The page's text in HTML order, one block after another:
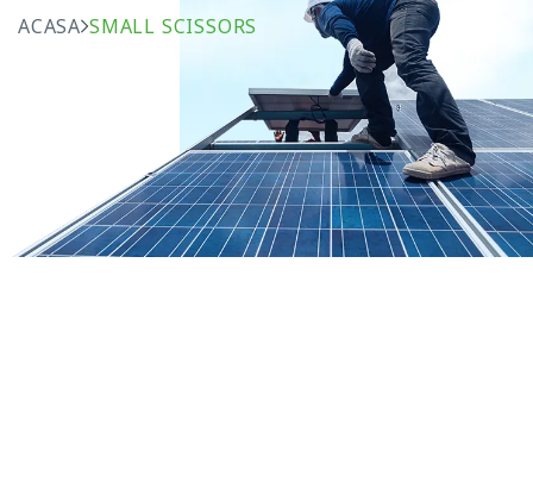
ACASA SMALL SCISSORS